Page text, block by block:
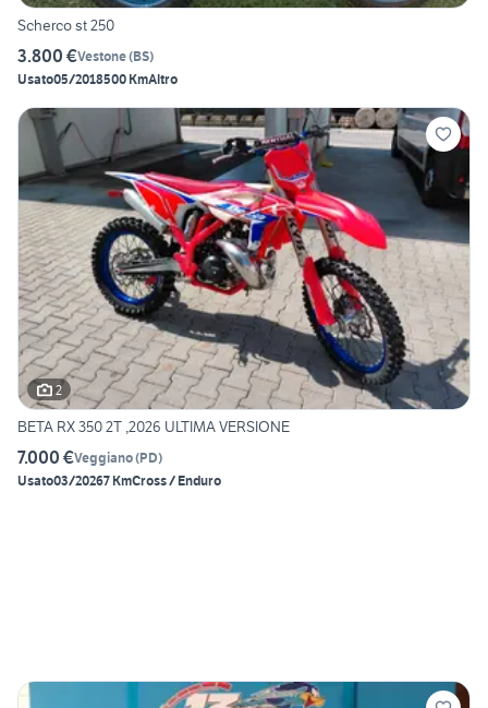
Scherco st 250
3.800 €Vestone(BS)
Usato05/2018500 KmAltro
2
BETA RX 350 2T ,2026 ULTIMA VERSIONE
7.000 €Veggiano(PD)
Usato03/20267 KmCross / Enduro